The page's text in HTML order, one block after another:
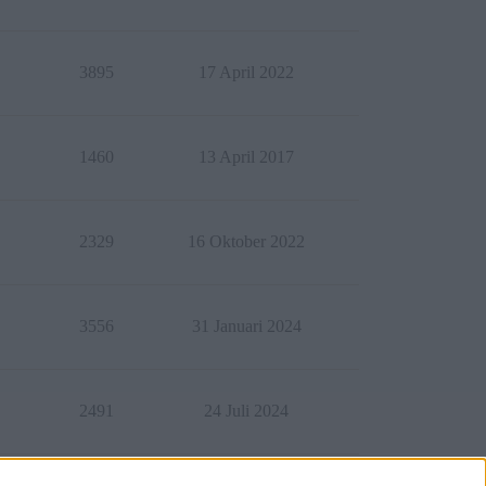
3895 17 April 2022
1460 13 April 2017
2329 16 Oktober 2022
3556 31 Januari 2024
2491 24 Juli 2024